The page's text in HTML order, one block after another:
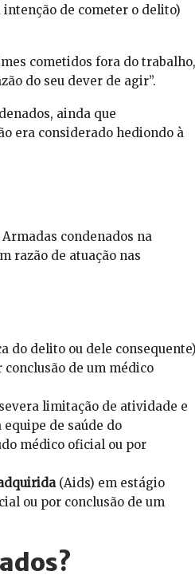
intenção de cometer o delito)
cometidos fora do trabalho,
do seu dever de agir”.
ainda que
era considerado hediondo à
condenados na
razão de atuação nas
do delito ou dele
de um médico
limitação de atividade e
de saúde do
médico oficial ou por
(Aids) em estágio
ou por conclusão de um